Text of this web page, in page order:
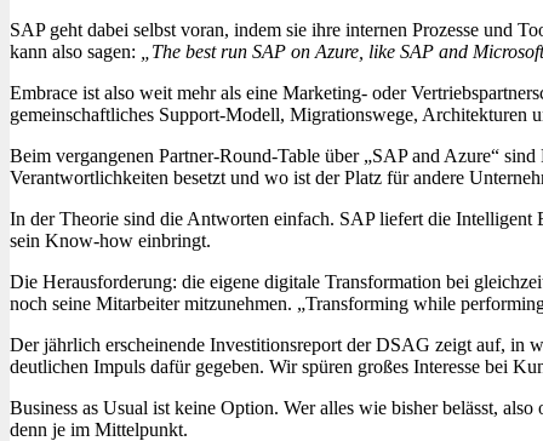
SAP geht dabei selbst voran, indem sie ihre internen Prozesse und
kann also sagen:
„The best run SAP on Azure, like SAP and
Embrace ist also weit mehr als eine Marketing- oder
gemeinschaftliches Support-Modell, Migrationswege, Architekturen
Beim vergangenen Partner-Round-Table über „SAP and Azure“
Verantwortlichkeiten besetzt und wo ist der Platz für andere
In der Theorie sind die Antworten einfach. SAP liefert die
sein Know-how einbringt.
Die Herausforderung: die eigene digitale Transformation bei
noch seine Mitarbeiter mitzunehmen. „Transforming while
Der jährlich erscheinende Investitionsreport der DSAG zeigt auf, in
deutlichen Impuls dafür gegeben. Wir spüren großes Interesse bei
Busi­ness as Usual ist keine Option. Wer alles wie bisher belässt,
denn je im Mittelpunkt.